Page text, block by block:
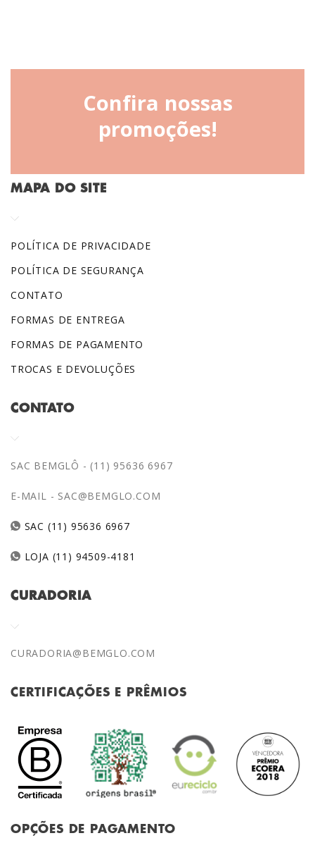
Confira nossas
promoções!
MAPA DO SITE
POLÍTICA DE PRIVACIDADE
POLÍTICA DE SEGURANÇA
CONTATO
FORMAS DE ENTREGA
FORMAS DE PAGAMENTO
TROCAS E DEVOLUÇÕES
CONTATO
SAC BEMGLÔ - (11) 95636 6967
E-MAIL - SAC@BEMGLO.COM
SAC (11) 95636 6967
LOJA (11) 94509-4181
CURADORIA
CURADORIA@BEMGLO.COM
CERTIFICAÇÕES E PRÊMIOS
OPÇÕES DE PAGAMENTO